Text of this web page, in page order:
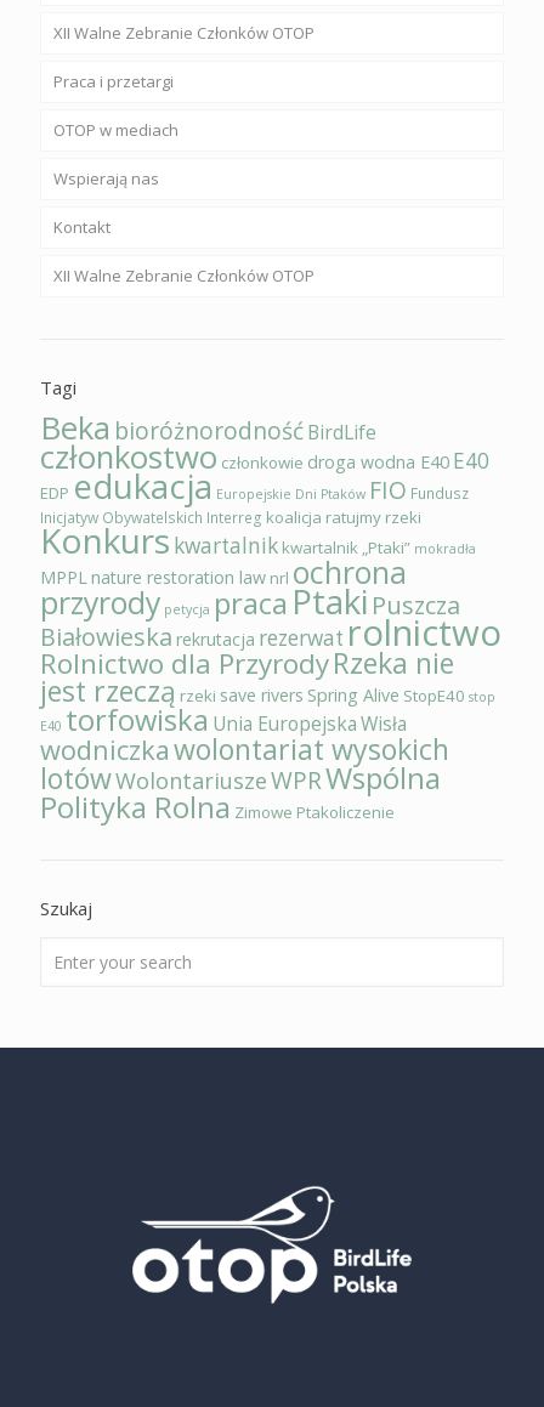
XII Walne Zebranie Członków OTOP
Praca i przetargi
OTOP w mediach
Wspierają nas
Kontakt
XII Walne Zebranie Członków OTOP
Tagi
Beka bioróżnorodnośćBirdLife
członkostwo członkowie droga wodna E40 E40
EDP edukacja Europejskie Dni Ptaków FIO Fundusz
Inicjatyw Obywatelskich Interreg koalicja ratujmy rzeki
Konkurs kwartalnik kwartalnik „Ptaki” mokradła
MPPLnature restoration law nrl ochrona
przyrody petycja praca Ptaki Puszcza
Białowieska rekrutacja rezerwat rolnictwo
Rolnictwo dla PrzyrodyRzeka nie
jest rzeczą rzeki save rivers Spring Alive StopE40 stop
E40 torfowiska Unia EuropejskaWisła
wodniczkawolontariat wysokich
lotówWolontariuszeWPRWspólna
Polityka Rolna Zimowe Ptakoliczenie
Szukaj